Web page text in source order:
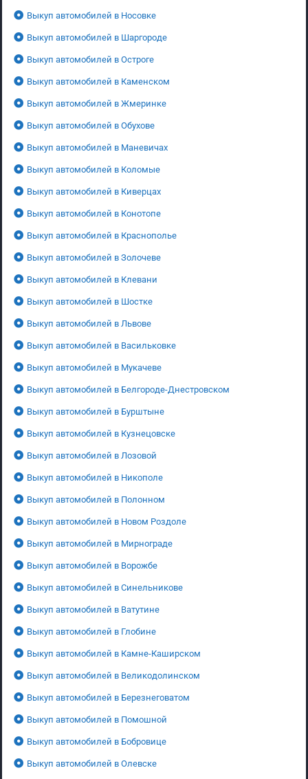
Выкуп автомобилей в Носовке
Выкуп автомобилей в Шаргороде
Выкуп автомобилей в Остроге
Выкуп автомобилей в Каменском
Выкуп автомобилей в Жмеринке
Выкуп автомобилей в Обухове
Выкуп автомобилей в Маневичах
Выкуп автомобилей в Коломые
Выкуп автомобилей в Киверцах
Выкуп автомобилей в Конотопе
Выкуп автомобилей в Краснополье
Выкуп автомобилей в Золочеве
Выкуп автомобилей в Клевани
Выкуп автомобилей в Шостке
Выкуп автомобилей в Львове
Выкуп автомобилей в Васильковке
Выкуп автомобилей в Мукачеве
Выкуп автомобилей в Белгороде-Днестровском
Выкуп автомобилей в Бурштыне
Выкуп автомобилей в Кузнецовске
Выкуп автомобилей в Лозовой
Выкуп автомобилей в Никополе
Выкуп автомобилей в Полонном
Выкуп автомобилей в Новом Роздоле
Выкуп автомобилей в Мирнограде
Выкуп автомобилей в Ворожбе
Выкуп автомобилей в Синельникове
Выкуп автомобилей в Ватутине
Выкуп автомобилей в Глобине
Выкуп автомобилей в Камне-Каширском
Выкуп автомобилей в Великодолинском
Выкуп автомобилей в Березнеговатом
Выкуп автомобилей в Помошной
Выкуп автомобилей в Бобровице
Выкуп автомобилей в Олевске